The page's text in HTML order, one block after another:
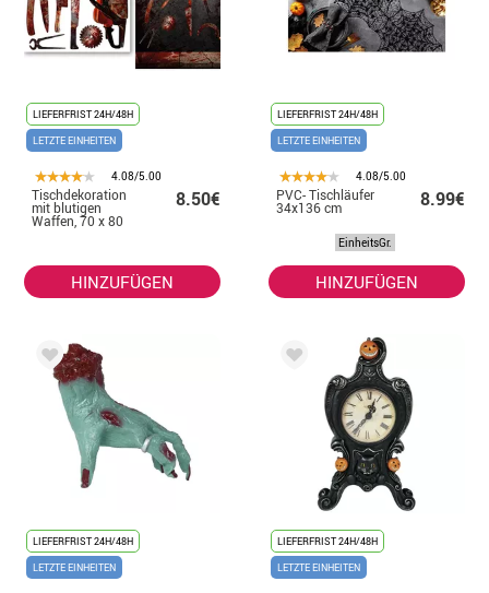
LIEFERFRIST 24H/48H
LETZTE EINHEITEN
4.08/5.00
Tischdekoration
mit blutigen
Waffen, 70 x 80
8.50€
HINZUFÜGEN
LIEFERFRIST 24H/48H
LETZTE EINHEITEN
4.08/5.00
PVC- Tischläufer
34x136 cm 8.99€
EinheitsGr.
HINZUFÜGEN
LIEFERFRIST 24H/48H
LETZTE EINHEITEN
LIEFERFRIST 24H/48H
LETZTE EINHEITEN